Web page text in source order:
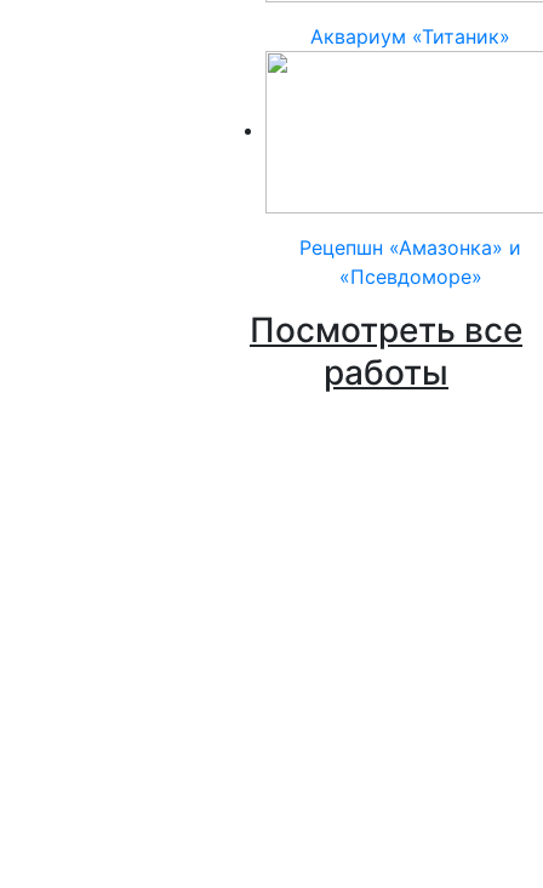
Аквариум «Титаник»
Рецепшн «Амазонка» и
«Псевдоморе»
Посмотреть все
работы